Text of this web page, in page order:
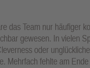
das Team nur häufiger
gewesen. In vielen
oder unglückliche
Mehrfach fehlte am